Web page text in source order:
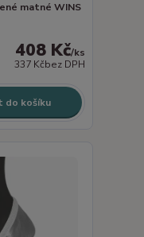
matné WINS
408 Kč/ks
337 Kčbez DPH
do košíku